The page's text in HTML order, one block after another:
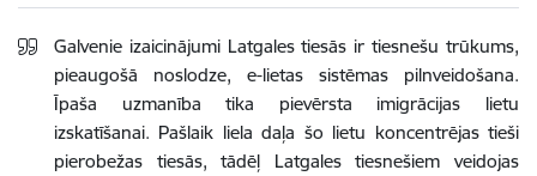
Galvenie izaicinājumi Latgales tiesās ir tiesnešu trūkums,
pieaugošā noslodze, e-lietas sistēmas pilnveidošana.
Īpaša uzmanība tika pievērsta imigrācijas lietu
izskatīšanai. Pašlaik liela daļa šo lietu koncentrējas tieši
pierobežas tiesās, tādēļ Latgales tiesnešiem veidojas